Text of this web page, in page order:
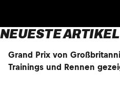
NEUESTE ARTIKEL